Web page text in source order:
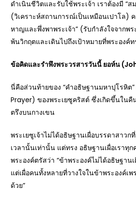
ดำเนินชีวิตและรับใช้พระเจ้า เราต้องมี “
(วิเคราะห์สถานการณ์เป็นเหมือนเปาโล)
หาญและพึ่งพาพระเจ้า” (รับกำลังใจจากพร
พ้นวิกฤตและเดินไปถึงเป้าหมายที่พระองค์ท
ข้อคิดและรำพึงพระวรสารวันนี้ ยอห์น
นี่คือส่วนท้ายของ “คำอธิษฐานมหาปุโรหิต
Prayer) ของพระเยซูคริสต์ ซึ่งเกิดขึ้นในคื
ตรึงบนกางเขน
พระเยซูเจ้าไม่ได้อธิษฐานเผื่อบรรดาสาว
เวลานั้นเท่านั้น แต่ทรง อธิษฐานเผื่อเราทุ
พระองค์ตรัสว่า “ข้าพระองค์ไม่ได้อธิษฐาน
แต่เผื่อคนทั้งหลายที่วางใจในข้าพระองค์เ
ด้วย”